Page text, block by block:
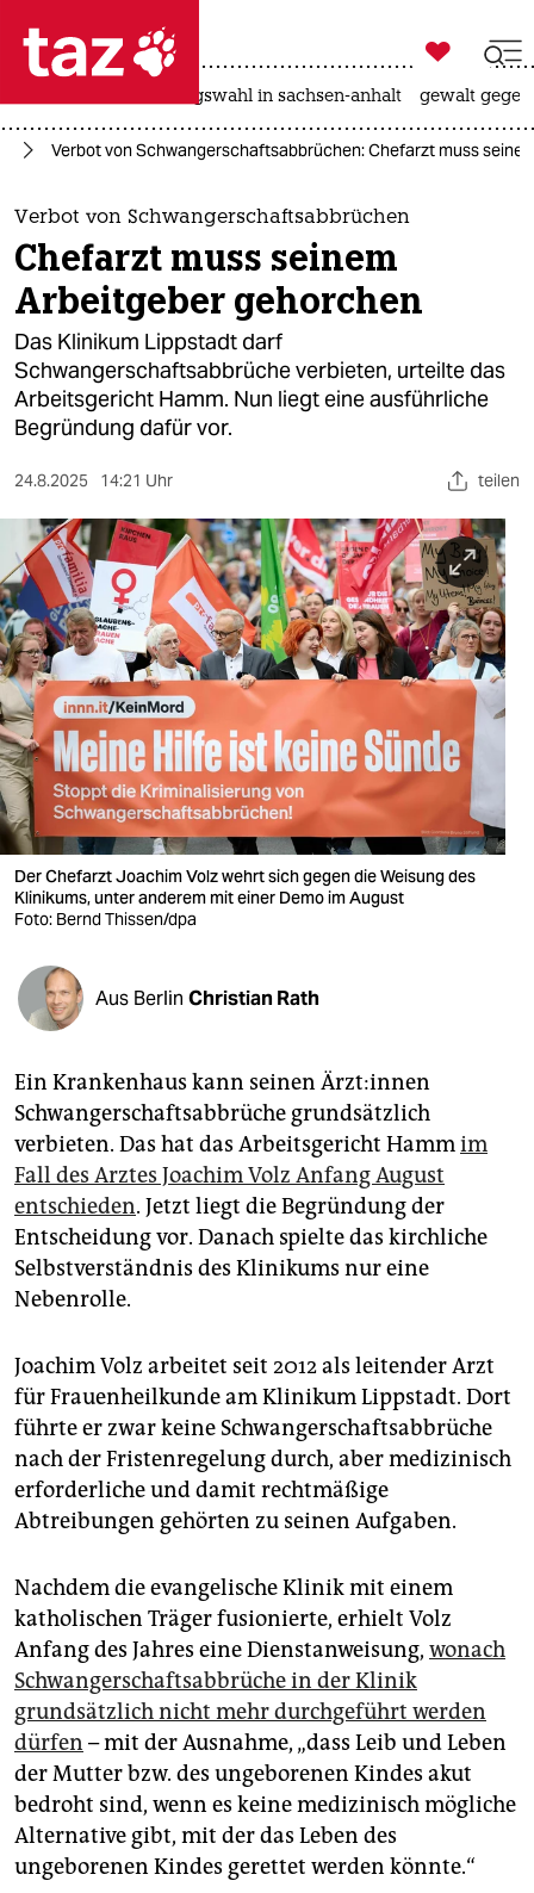
 taz zahl ich
taz zahl ich
themen
politik
öko
gesellschaft
kultur
sport
berlin
nord
wahrheit
verlag
verlag
veranstaltungen
shop
fragen & hilfe
unterstützen
abo
genossenschaft
epaper login

taz zahl ich
landtagswahl in sachsen-anhalt gewalt
Verbot von Schwangerschafts­abbrüchen: Chefarzt muss
Verbot von Schwangerschafts­abbrüchen
Chefarzt muss seinem
Arbeitgeber gehorchen
Das Klinikum Lippstadt darf
Schwangerschaftsabbrüche verbieten, urteilte das
Arbeitsgericht Hamm. Nun liegt eine ausführliche
Begründung dafür vor.
24.8.2025 14:21 Uhr teilen
Der Chefarzt Joachim Volz wehrt sich gegen die Weisung des
Klinikums, unter anderem mit einer Demo im August
Foto: Bernd Thissen/dpa
Aus Berlin Christian Rath
Ein Krankenhaus kann seinen Ärz­t:in­nen
Schwangerschaftsabbrüche grundsätzlich
verbieten. Das hat das Arbeitsgericht Hammim
Fall des Arztes Joachim Volz Anfang August
entschieden. Jetzt liegt die Begründung der
Entscheidung vor. Danach spielte das kirchliche
Selbstverständnis des Klinikums nur eine
Nebenrolle.
Joachim Volz arbeitet seit 2012 als leitender Arzt
für Frauenheilkunde am Klinikum Lippstadt. Dort
führte er zwar keine Schwangerschaftsabbrüche
nach der Fristenregelung durch, aber medizinisch
erforderliche und damit rechtmäßige
Abtreibungen gehörten zu seinen Aufgaben.
Nachdem die evangelische Klinik mit einem
katholischen Träger fusionierte, erhielt Volz
Anfang des Jahres eine Dienstanweisung, wonach
Schwangerschaftsabbrüche in der Klinik
grundsätzlich nicht mehr durchgeführt werden
dürfen – mit der Ausnahme, „dass Leib und Leben
der Mutter bzw. des ungeborenen Kindes akut
bedroht sind, wenn es keine medizinisch mögliche
Alternative gibt, mit der das Leben des
ungeborenen Kindes gerettet werden könnte.“